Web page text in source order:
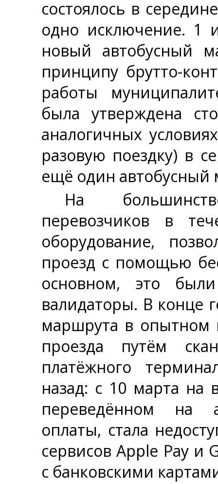
состоялось в
одно исключение. 1
новый автобусный
принципу брутто-
работы
была утверждена
аналогичных
разовую поездку) в
ещё один
На
перевозчиков в
оборудование,
проезд с помощью
основном, это
валидаторы. В конце
маршрута в опытном
проезда путём
платёжного
назад: с 10 марта на
переведённом на
оплаты, стала
сервисов Apple Pay и
с банковскими